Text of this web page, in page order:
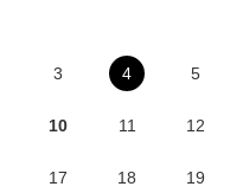
3 4 5
10 11 12
17 18 19